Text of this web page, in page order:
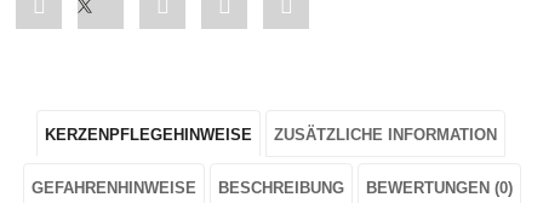
Share
mit
Osterstrauss“
„Hase
mit
Share
mit
Osterstrauss“
Pin
mit
Osterstrauss“
Share
mit
Osterstrauss“
KERZENPFLEGEHINWEISE ZUSÄTZLICHE INFORMATION
GEFAHRENHINWEISE BESCHREIBUNG BEWERTUNGEN (0)